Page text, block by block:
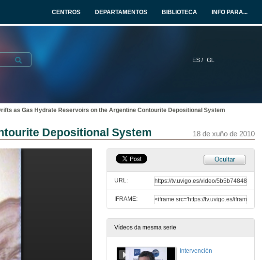
CENTROS DEPARTAMENTOS BIBLIOTECA INFO PARA...
ES / GL
Submit
as Gas Hydrate Reservoirs on the Argentine Contourite Depositional System
Depositional System 18 de xuño de 2010
Ocultar
URL:
IFRAME:
Vídeos da mesma serie
Intervención